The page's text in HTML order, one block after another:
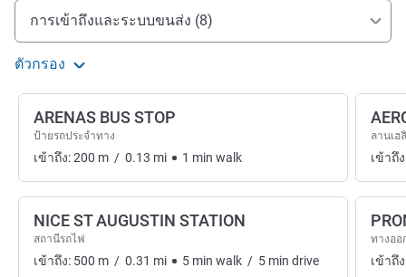
การเข้าถึงและการเดินทาง
การเข้าถึงและระบบขนส่ง (8)
ตัวกรอง
ARENAS BUS STOP
ป้ายรถประจำทาง
เข้าถึง:200 m / 0.13 mi 1 min walk
NICE ST AUGUSTIN STATION
สถานีรถไฟ
เข้าถึง: 500 m / 0.31 mi 5 min walk / 5 min drive
ลานเฮ
เข้าถึ
ทางออ
เข้าถึ